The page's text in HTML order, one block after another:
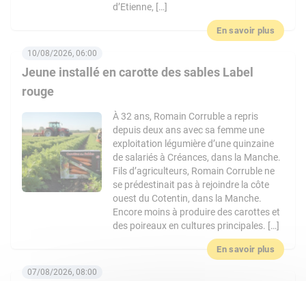
d’Etienne, […]
En savoir plus
Jeune installé en carotte des sables Label
rouge
10/08/2026, 06:00
À 32 ans, Romain Corruble a repris
depuis deux ans avec sa femme une
exploitation légumière d’une quinzaine
de salariés à Créances, dans la Manche.
Fils d’agriculteurs, Romain Corruble ne
se prédestinait pas à rejoindre la côte
ouest du Cotentin, dans la Manche.
Encore moins à produire des carottes et
des poireaux en cultures principales. […]
En savoir plus
07/08/2026, 08:00